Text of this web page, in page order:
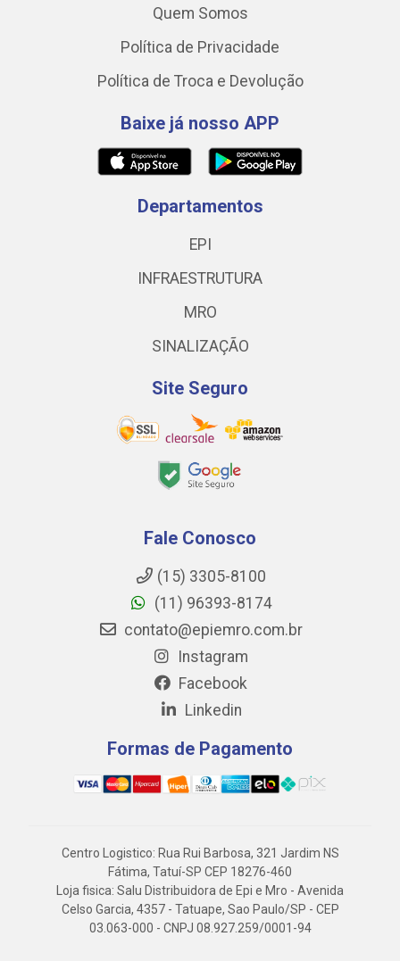
Quem Somos
Política de Privacidade
Política de Troca e Devolução
Baixe já nosso APP
Departamentos
EPI
INFRAESTRUTURA
MRO
SINALIZAÇÃO
Site Seguro
Fale Conosco
(15) 3305-8100
(11) 96393-8174
contato@epiemro.com.br
Instagram
Facebook
Linkedin
Formas de Pagamento
Centro Logistico: Rua Rui Barbosa, 321 Jardim NS
Fátima, Tatuí-SP CEP 18276-460
Loja fisica: Salu Distribuidora de Epi e Mro - Avenida
Celso Garcia, 4357 - Tatuape, Sao Paulo/SP - CEP
03.063-000 - CNPJ 08.927.259/0001-94